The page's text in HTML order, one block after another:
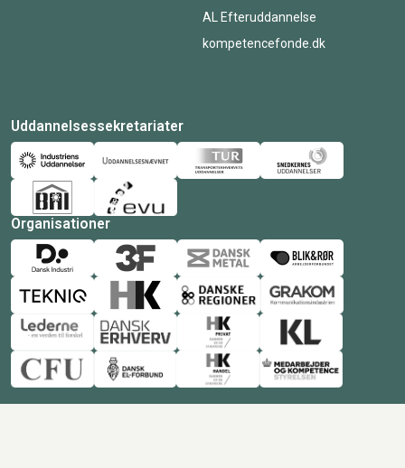
AL Efteruddannelse
kompetencefonde.dk
Uddannelsessekretariater
Organisationer